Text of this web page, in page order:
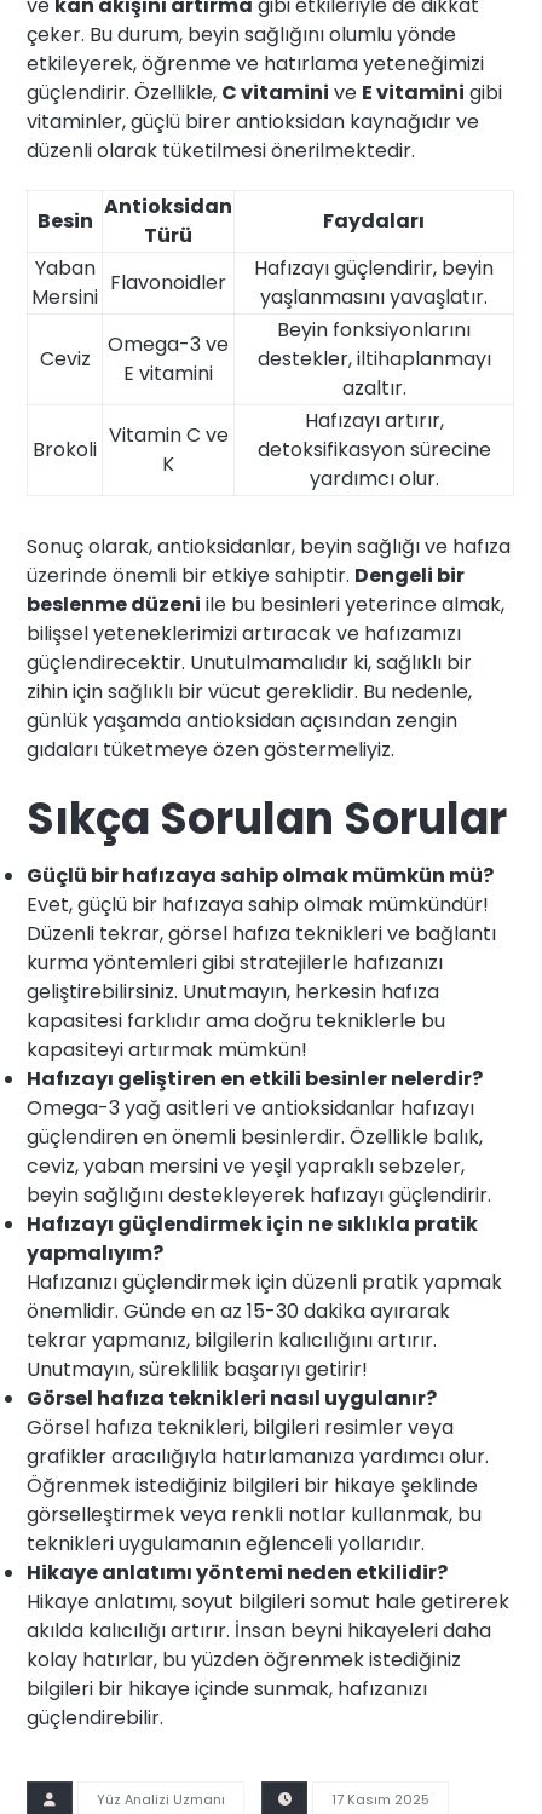
çeker. Bu durum, beyin sağlığını olumlu yönde
etkileyerek, öğrenme ve hatırlama yeteneğimizi
güçlendirir. Özellikle, C vitamini ve E vitamini gibi
vitaminler, güçlü birer antioksidan kaynağıdır ve
düzenli olarak tüketilmesi önerilmektedir.
Besin
Antioksidan
Türü
Faydaları
Yaban
Mersini
Flavonoidler
Hafızayı güçlendirir, beyin
yaşlanmasını yavaşlatır.
Ceviz
Omega-3 ve
E vitamini
Beyin fonksiyonlarını
destekler, iltihaplanmayı
azaltır.
Brokoli
Vitamin C ve
K
Hafızayı artırır,
detoksifikasyon sürecine
yardımcı olur.
Sonuç olarak, antioksidanlar, beyin sağlığı ve hafıza
üzerinde önemli bir etkiye sahiptir. Dengeli bir
beslenme düzeni ile bu besinleri yeterince almak,
bilişsel yeteneklerimizi artıracak ve hafızamızı
güçlendirecektir. Unutulmamalıdır ki, sağlıklı bir
zihin için sağlıklı bir vücut gereklidir. Bu nedenle,
günlük yaşamda antioksidan açısından zengin
gıdaları tüketmeye özen göstermeliyiz.
Sıkça Sorulan Sorular
Güçlü bir hafızaya sahip olmak mümkün mü?
Evet, güçlü bir hafızaya sahip olmak mümkündür!
Düzenli tekrar, görsel hafıza teknikleri ve bağlantı
kurma yöntemleri gibi stratejilerle hafızanızı
geliştirebilirsiniz. Unutmayın, herkesin hafıza
kapasitesi farklıdır ama doğru tekniklerle bu
kapasiteyi artırmak mümkün!
Hafızayı geliştiren en etkili besinler nelerdir?
Omega-3 yağ asitleri ve antioksidanlar hafızayı
güçlendiren en önemli besinlerdir. Özellikle balık,
ceviz, yaban mersini ve yeşil yapraklı sebzeler,
beyin sağlığını destekleyerek hafızayı güçlendirir.
Hafızayı güçlendirmek için ne sıklıkla pratik
yapmalıyım?
Hafızanızı güçlendirmek için düzenli pratik yapmak
önemlidir. Günde en az 15-30 dakika ayırarak
tekrar yapmanız, bilgilerin kalıcılığını artırır.
Unutmayın, süreklilik başarıyı getirir!
Görsel hafıza teknikleri nasıl uygulanır?
Görsel hafıza teknikleri, bilgileri resimler veya
grafikler aracılığıyla hatırlamanıza yardımcı olur.
Öğrenmek istediğiniz bilgileri bir hikaye şeklinde
görselleştirmek veya renkli notlar kullanmak, bu
teknikleri uygulamanın eğlenceli yollarıdır.
Hikaye anlatımı yöntemi neden etkilidir?
Hikaye anlatımı, soyut bilgileri somut hale getirerek
akılda kalıcılığı artırır. İnsan beyni hikayeleri daha
kolay hatırlar, bu yüzden öğrenmek istediğiniz
bilgileri bir hikaye içinde sunmak, hafızanızı
güçlendirebilir.
Yüz Analizi Uzmanı 17 Kasım 2025